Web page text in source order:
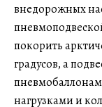
внедорожных
покорить
градусов, а
нагрузками и